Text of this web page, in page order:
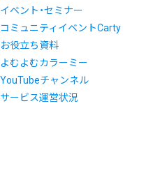
イベント・セミナー
コミュニティイベントCarty
お役立ち資料
よむよむカラーミー
YouTubeチャンネル
サービス運営状況